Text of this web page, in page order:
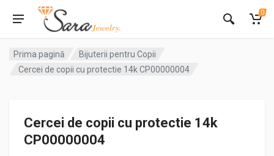
0
Prima pagină
Bijuterii pentru Copii
Cercei de copii cu protectie 14k CP00000004
Cercei de copii cu protectie 14k
CP00000004